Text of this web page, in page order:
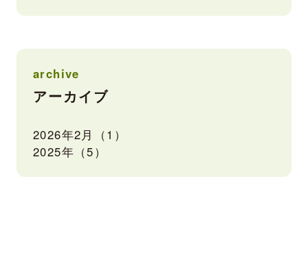
archive
アーカイブ
2026年2月（1）
2025年（5）